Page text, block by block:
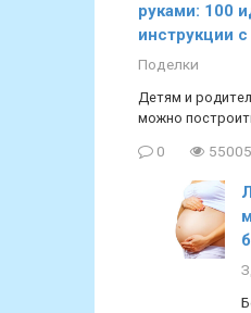
руками: 100
инструкции
Поделки
Детям и
можно
0 55005